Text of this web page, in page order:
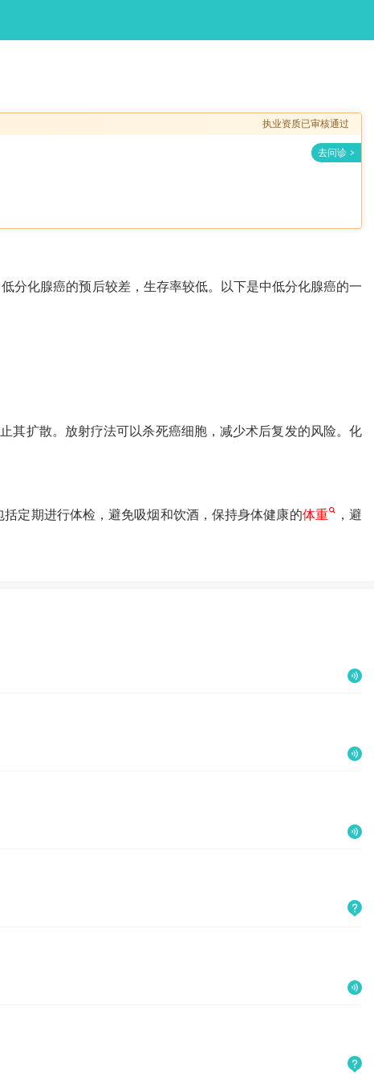
执业资质已审核通过
分化腺癌的预后较差，生存率较低。以下是中低分化腺癌的一
其扩散。放射疗法可以杀死癌细胞，减少术后复发的风险。化
定期进行体检，避免吸烟和饮酒，保持身体健康的体重
，避